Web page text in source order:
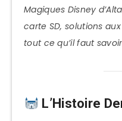
Magiques Disney
carte SD, solutions
tout ce qu’il faut
L’Histoire